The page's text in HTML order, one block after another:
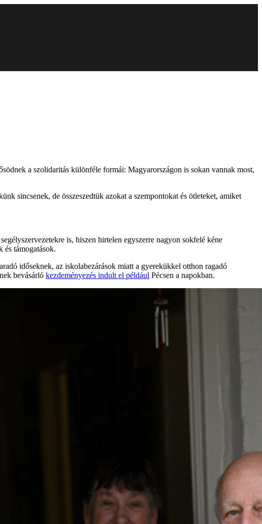
a szolidaritás különféle formái: Magyarországon is sokan vannak most,
sincsenek, de összeszedtük azokat a szempontokat és ötleteket, amiket
is, hiszen hirtelen egyszerre nagyon sokfelé kéne
és támogatások.
időseknek, az iskolabezárások miatt a gyerekükkel otthon ragadó
bevásárló kezdeményezés indult el például Pécsen a napokban.